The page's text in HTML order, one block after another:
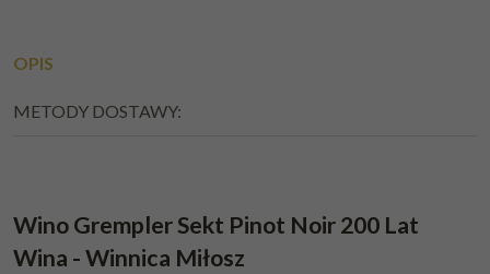
OPIS
METODY DOSTAWY:
Wino Grempler Sekt Pinot Noir 200 Lat
Wina - Winnica Miłosz